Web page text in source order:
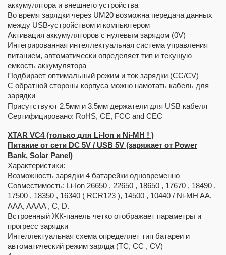
аккумулятора и внешнего устройства
Во время зарядки через UM20 возможна передача данных
между USB-устройством и компьютером
Активация аккумуляторов с нулевым зарядом (0V)
Интегрированная интеллектуальная система управления
питанием, автоматически определяет тип и текущую
емкость аккумулятора
Подбирает оптимальный режим и ток зарядки (CC/CV)
С обратной стороны корпуса можно намотать кабель для
зарядки
Присутствуют 2.5мм и 3.5мм держатели для USB кабеля
Сертифицировано: RoHS, CE, FCC and CEC
XTAR VC4 (только для Li-Ion и Ni-MH ! )
Питание от сети DC 5V / USB 5V (заряжает от Power
Bank, Solar Panel)
Характеристики:
Возможность зарядки 4 батарейки одновременно
Совместимость: Li-Ion 26650 , 22650 , 18650 , 17670 , 18490 ,
17500 , 18350 , 16340 ( RCR123 ), 14500 , 10440 / Ni-MH AA,
AAA, AAAA , С, D.
Встроенный ЖК-панель четко отображает параметры и
прогресс зарядки
Интеллектуальная схема определяет тип батареи и
автоматический режим заряда (TC, CC , CV)